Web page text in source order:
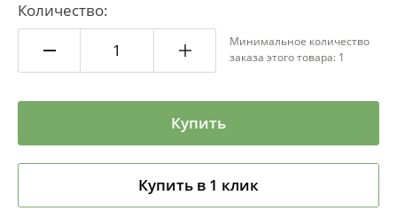
Количество:
Минимальное количество
заказа этого товара: 1
Купить
Купить в 1 клик